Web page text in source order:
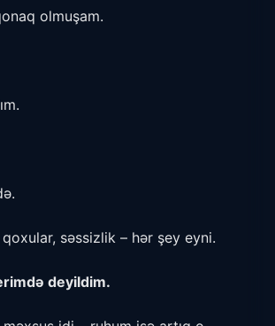
olmuşam.
səssizlik – hər şey eyni.
deyildim.